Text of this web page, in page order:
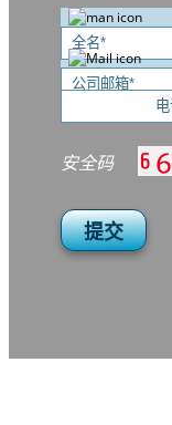
安全码
提交